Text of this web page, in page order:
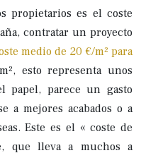
propietarios es el coste
contratar un proyecto
medio de 20 €/m² para
esto representa unos
papel, parece un gasto
a mejores acabados o a
Este es el « coste de
que lleva a muchos a